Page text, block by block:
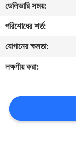
মান
নিয়ন্ত্রণ
যোগাযোগ
খবর
ডেলিভারি সময়:
পরিশোধের শর্ত:
যোগানের ক্ষমতা:
লক্ষণীয় করা: